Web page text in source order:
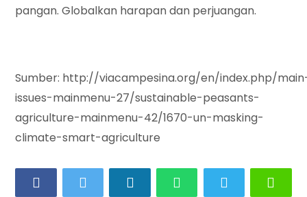
pangan. Globalkan harapan dan perjuangan.
Sumber: http://viacampesina.org/en/index.php/
issues-mainmenu-27/sustainable-peasants-
agriculture-mainmenu-42/1670-un-masking-
climate-smart-agriculture